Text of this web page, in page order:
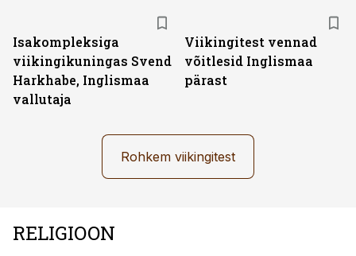
Isakompleksiga
viikingikuningas Svend
Harkhabe, Inglismaa
vallutaja
Viikingitest vennad
võitlesid Inglismaa
pärast
Rohkem viikingitest
RELIGIOON